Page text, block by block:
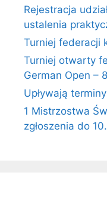
Rejestracja
ustalenia
Turniej federacji
Turniej otwarty
German Open –
Upływają
1 Mistrzostwa
zgłoszenia do